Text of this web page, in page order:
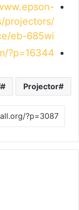
projectors/
eb-685wi
?p=16344
Projector